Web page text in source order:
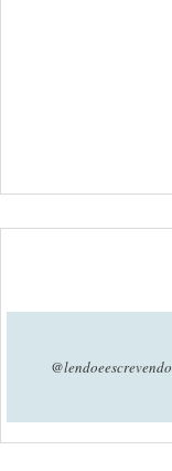
@lendoeescrevendo